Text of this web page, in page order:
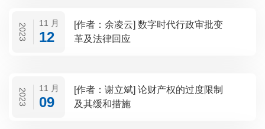
2023 11 月
12
[作者：余凌云] 数字时代行政审批变
革及法律回应
2023 11 月
09
[作者：谢立斌] 论财产权的过度限制
及其缓和措施